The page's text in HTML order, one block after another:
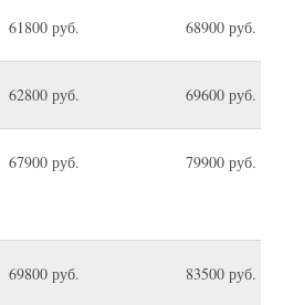
61800 руб. 68900 руб.
62800 руб. 69600 руб.
67900 руб. 79900 руб.
69800 руб. 83500 руб.